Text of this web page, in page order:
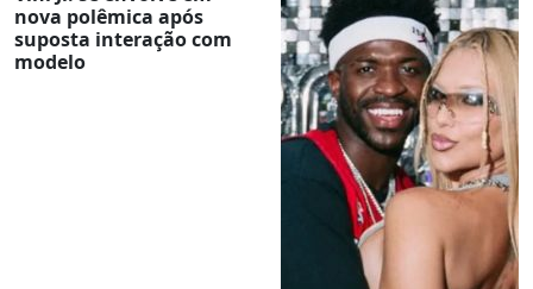
nova polêmica após
suposta interação com
modelo